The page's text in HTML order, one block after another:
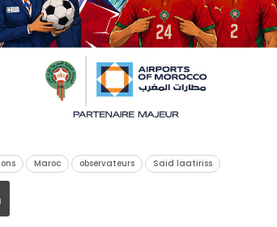
Maroc observateurs Said laatiriss